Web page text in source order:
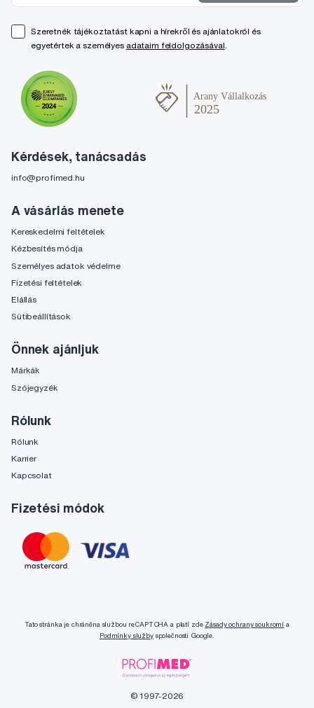
Kérdések, tanácsadás
info@profimed.hu
A vásárlás menete
Kereskedelmi feltételek
Kézbesítés módja
Személyes adatok védelme
Fizetési feltételek
Elállás
Sütibeállítások
Önnek ajánljuk
Márkák
Szójegyzék
Rólunk
Rólunk
Karrier
Kapcsolat
Fizetési módok
Szeretnék tájékoztatást kapni a hírekről és ajánlatokról és
egyetértek a személyes adataim feldolgozásával
Tato stránka je chráněna službou reCAPTCHA a platí zde Zásady ochrany soukromí a
Podmínky službyspolečnosti Google.
© 1997-2026